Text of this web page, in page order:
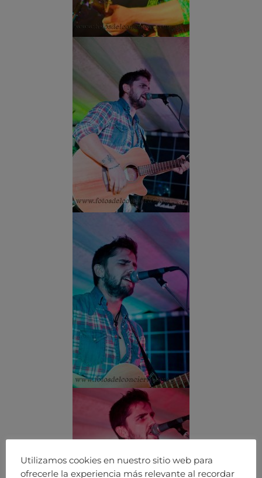
Utilizamos cookies en nuestro sitio web para
ofrecerle la experiencia más relevante al recordar